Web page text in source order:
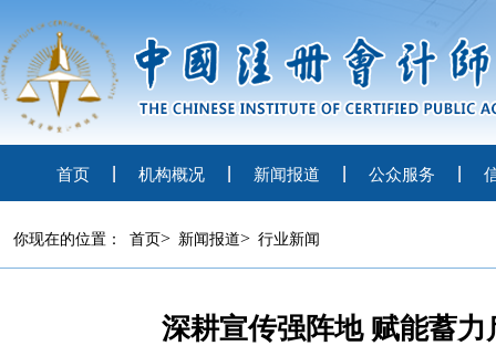
首页 机构概况 新闻报道 公众服务
你现在的位置： 首页> 新闻报道> 行业新闻
深耕宣传强阵地 赋能蓄